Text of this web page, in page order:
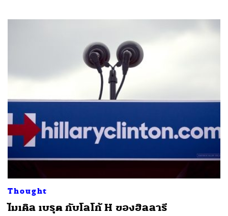
Thought
ไมเคิล เบรุต กับโลโก้ H ของฮิลลารี